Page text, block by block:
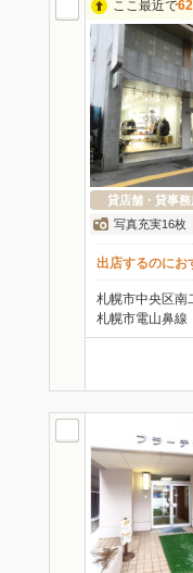
ここ最近で
貸店舗・貸事
写真充実16枚
出店するのにお
札幌市中央区南
札幌市電山鼻線